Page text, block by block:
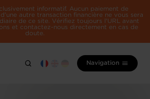
informatif. Aucun paiement de
autre transaction financière ne vous sera
de ce site. Vérifiez toujours l'URL avant
et contactez-nous directement en cas de
doute.
Navigation